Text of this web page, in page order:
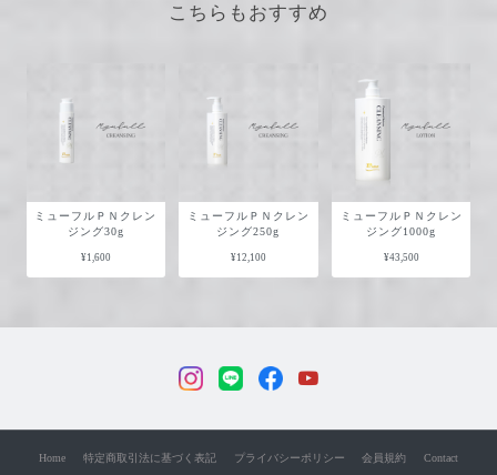
こちらもおすすめ
ミューフルＰＮクレン
ジング30g
¥1,600
ミューフルＰＮクレン
ジング250g
¥12,100
ミューフルＰＮクレン
ジング1000g
¥43,500
Home 特定商取引法に基づく表記 プライバシーポリシー 会員規約 Contact